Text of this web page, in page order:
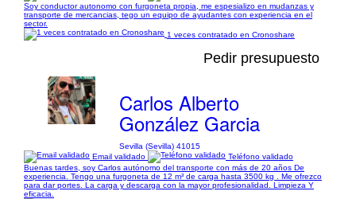
Soy conductor autonomo con furgoneta propia, me espesializo en mudanzas y
transporte de mercancias, tego un equipo de ayudantes con experiencia en el
sector.
1 veces contratado en Cronoshare
Pedir presupuesto
Carlos Alberto
González Garcia
Sevilla (Sevilla) 41015
Email validado
Teléfono validado
Buenas tardes, soy Carlos autónomo del transporte con más de 20 años De
experiencia. Tengo una furgoneta de 12 m³ de carga hasta 3500 kg . Me ofrezco
para dar portes. La carga y descarga con la mayor profesionalidad. Limpieza Y
eficacia.